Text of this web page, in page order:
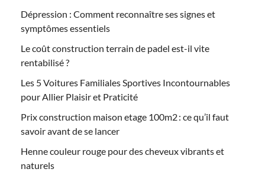
Dépression : Comment reconnaître ses signes et
symptômes essentiels
Le coût construction terrain de padel est-il vite
rentabilisé ?
Les 5 Voitures Familiales Sportives Incontournables
pour Allier Plaisir et Praticité
Prix construction maison etage 100m2 : ce qu’il faut
savoir avant de se lancer
Henne couleur rouge pour des cheveux vibrants et
naturels